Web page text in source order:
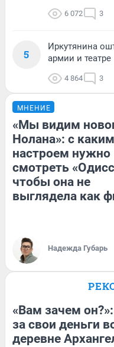
6 072 3
5
Иркутянина
армии и театре
4 864 3
МНЕНИЕ
«Мы видим
Нолана»: с каким
настроем нужно
смотреть
чтобы она не
выглядела как
Надежда Губарь
«Вам зачем
за свои деньги
деревне